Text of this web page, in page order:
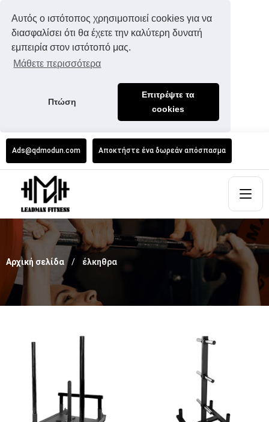
Αυτός ο ιστότοπος χρησιμοποιεί cookies για να
διασφαλίσει ότι θα έχετε την καλύτερη δυνατή
εμπειρία στον ιστότοπό μας.
Μάθετε περισσότερα
Πτώση
Επιτρέψτε τα
cookies
Ads@qdmodun.com Αποκτήστε ένα δωρεάν απόσπασμα
Αρχική σελίδα έλκηθρα